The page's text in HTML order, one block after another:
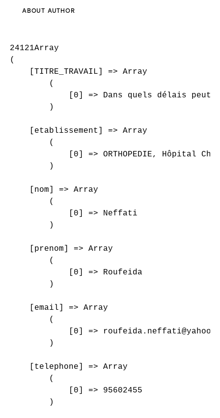
ABOUT AUTHOR
24121Array
(
    [TITRE_TRAVAIL] => Array
        (
[0] => Dans quels délais
        )
    [etablissement] => Array
        (
[0] => ORTHOPEDIE, Hôpital
        )
    [nom] => Array
        (
            [0] => Neffati
        )
    [prenom] => Array
        (
            [0] => Roufeida
        )
    [email] => Array
        (
[0] =>
        )
    [telephone] => Array
        (
            [0] => 95602455
        )